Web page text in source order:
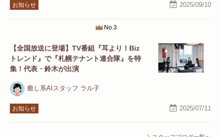
お知らせ 2025/09/10
No.3
【全国放送に登場】TV番組『耳より！Biz
トレンド』で『札幌テナント連合隊』を特
集！代表・鈴木が出演
癒し系AIスタッフ ラル子
お知らせ 2025/07/11